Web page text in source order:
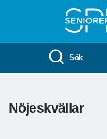
Sök
Nöjeskvällar